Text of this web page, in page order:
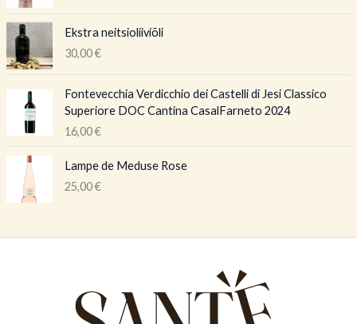
Ekstra neitsioliiviõli
30,00€
Fontevecchia Verdicchio dei Castelli di Jesi Classico
Superiore DOC Cantina CasalFarneto 2024
16,00€
Lampe de Meduse Rose
25,00€